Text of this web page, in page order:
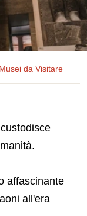
da Visitare
affascinante
all'era